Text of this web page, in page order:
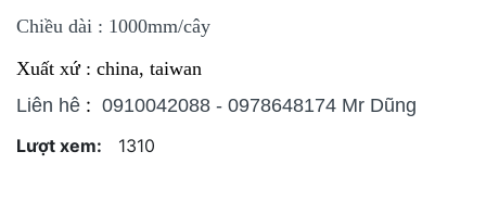
Chiều dài : 1000mm/cây
Xuất xứ : china, taiwan
Liên hê : 0910042088 - 0978648174 Mr Dũng
Lượt xem:
1310